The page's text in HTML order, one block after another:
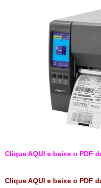
Clique AQUI e baixe o PDF
Clique AQUI e baixe o PDF